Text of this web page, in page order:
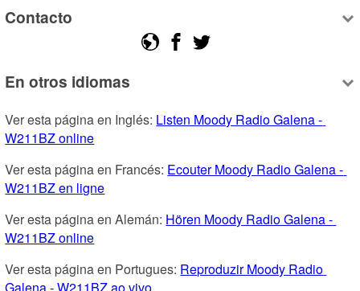
Contacto
En otros idiomas
Ver esta página en Inglés: Listen Moody Radio Galena -
W211BZ online
Ver esta página en Francés: Ecouter Moody Radio Galena -
W211BZ en ligne
Ver esta página en Alemán: Hören Moody Radio Galena -
W211BZ online
Ver esta página en Portugues: Reproduzir Moody Radio
Galena - W211BZ ao vivo